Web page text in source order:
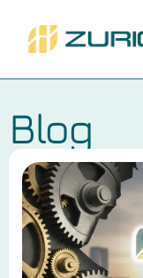
Blog